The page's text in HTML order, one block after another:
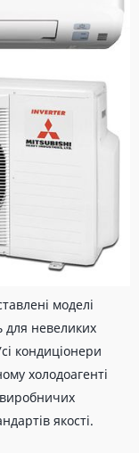
моделі
для невеликих
кондиціонери
холодоагенті
якості.